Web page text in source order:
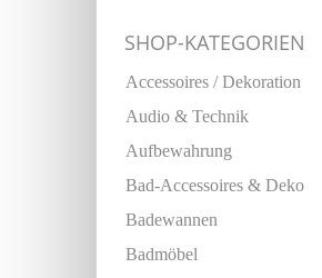
SHOP-KATEGORIEN
Accessoires / Dekoration
Audio & Technik
Aufbewahrung
Bad-Accessoires & Deko
Badewannen
Badmöbel